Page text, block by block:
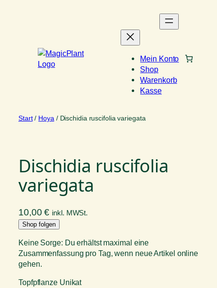
Mein Konto
Shop
Warenkorb
Kasse
Start/ Hoya / Dischidia ruscifolia variegata
Dischidia ruscifolia
variegata
10,00€ inkl. MWSt.
Shop folgen
Keine Sorge: Du erhältst maximal eine
Zusammenfassung pro Tag, wenn neue Artikel online
gehen.
Topfpflanze Unikat